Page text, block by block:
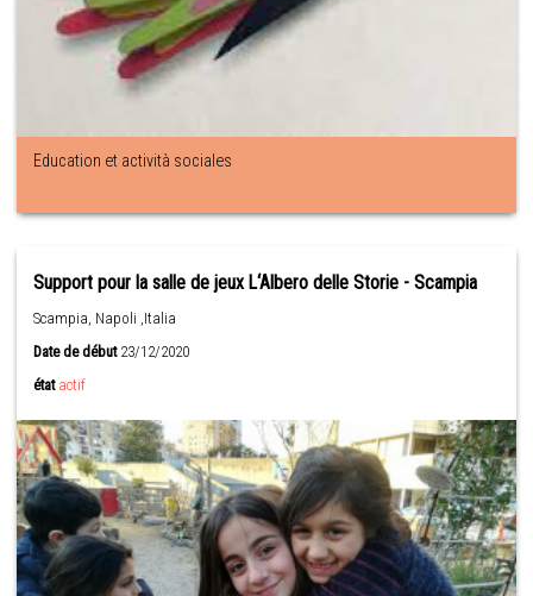
Education et actività sociales
Support pour la salle de jeux L‘Albero delle Storie - Scampia
Scampia, Napoli ,Italia
Date de début23/12/2020
état actif